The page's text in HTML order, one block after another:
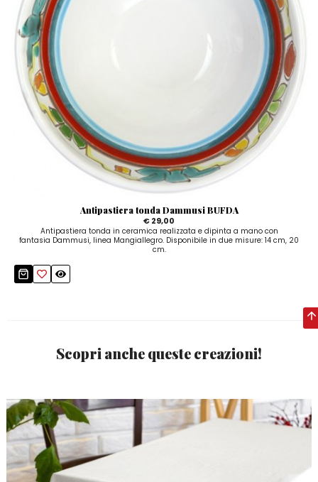
Antipastiera tonda Dammusi BUFDA
€ 29,00
Antipastiera tonda in ceramica realizzata e dipinta a mano con
fantasia Dammusi, linea Mangiallegro. Disponibile in due misure: 14 cm, 20
cm.
Scopri anche queste creazioni!